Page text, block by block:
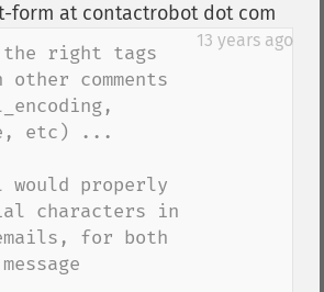
form at contactrobot dot com
13 years ago
the right tags
comments
etc) ...
would properly
characters in
for both